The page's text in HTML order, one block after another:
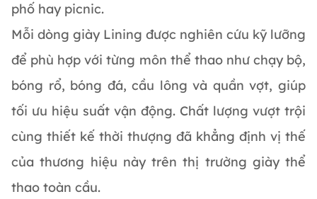
phố hay picnic.
Mỗi dòng giày Lining được nghiên cứu kỹ lưỡng
để phù hợp với từng môn thể thao như chạy bộ,
bóng rổ, bóng đá, cầu lông và quần vợt, giúp
tối ưu hiệu suất vận động. Chất lượng vượt trội
cùng thiết kế thời thượng đã khẳng định vị thế
của thương hiệu này trên thị trường giày thể
thao toàn cầu.